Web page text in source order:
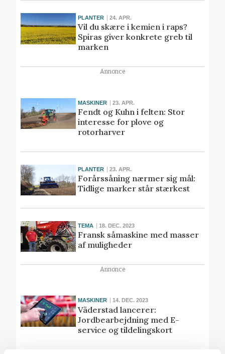
PLANTER 24. APR.
Vil du skære i kemien i raps?
Spiras giver konkrete greb til
marken
Annonce
MASKINER 23. APR.
Fendt og Kuhn i felten: Stor
interesse for plove og
rotorharver
PLANTER 23. APR.
Forårssåning nærmer sig mål:
Tidlige marker står stærkest
TEMA 18. DEC. 2023
Fransk såmaskine med masser
af muligheder
Annonce
MASKINER 14. DEC. 2023
Väderstad lancerer:
Jordbearbejdning med E-
service og tildelingskort